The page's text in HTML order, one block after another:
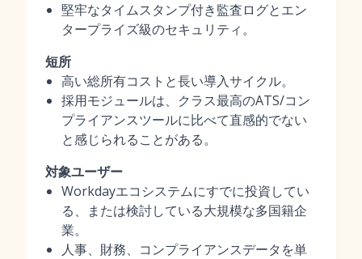
堅牢なタイムスタンプ付き監査ログとエン
タープライズ級のセキュリティ。
短所
高い総所有コストと長い導入サイクル。
採用モジュールは、クラス最高のATS/コン
プライアンスツールに比べて直感的でない
と感じられることがある。
対象ユーザー
Workdayエコシステムにすでに投資してい
る、または検討している大規模な多国籍企
業。
人事、財務、コンプライアンスデータを単